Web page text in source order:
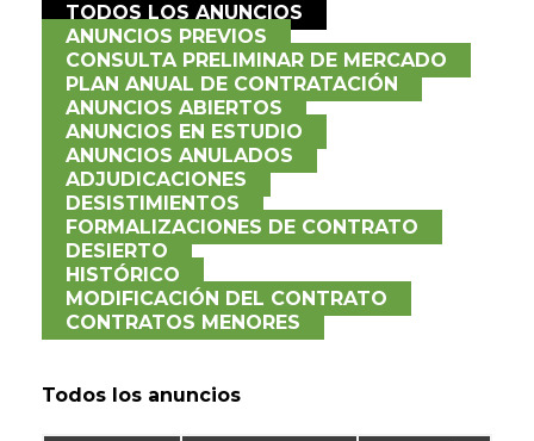
TODOS LOS ANUNCIOS
ANUNCIOS PREVIOS
CONSULTA PRELIMINAR DE MERCADO
PLAN ANUAL DE CONTRATACIÓN
ANUNCIOS ABIERTOS
ANUNCIOS EN ESTUDIO
ANUNCIOS ANULADOS
ADJUDICACIONES
DESISTIMIENTOS
FORMALIZACIONES DE CONTRATO
DESIERTO
HISTÓRICO
MODIFICACIÓN DEL CONTRATO
CONTRATOS MENORES
Todos los anuncios